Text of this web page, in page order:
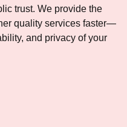
trust. We provide the
quality services faster—
and privacy of your